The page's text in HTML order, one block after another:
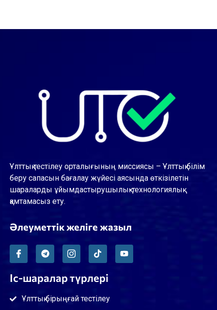
Ұлттық тестілеу орталығының миссиясы – Ұлттық білім
беру сапасын бағалау жүйесі аясында өткізілетін
шараларды ұйымдастырушылық-технологиялық
қамтамасыз ету.
Әлеуметтік желіге жазыл
Іс-шаралар түрлері
Ұлттық бірыңғай тестілеу